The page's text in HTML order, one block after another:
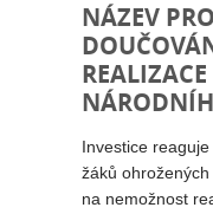
NÁZEV
Investice
žáků
na nemožnost